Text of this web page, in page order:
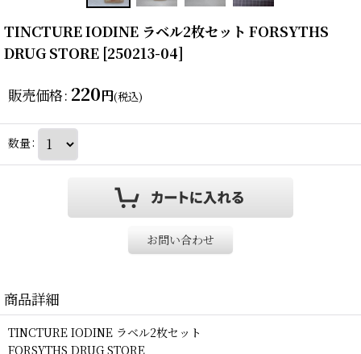
TINCTURE IODINE ラベル2枚セット FORSYTHS
DRUG STORE [250213-04]
販売価格: 220円(税込)
数量:
お問い合わせ
商品詳細
TINCTURE IODINE ラベル2枚セット
FORSYTHS DRUG STORE